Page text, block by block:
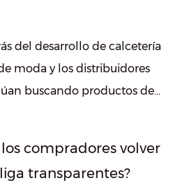
del desarrollo de calcetería
buscando productos de
combinen ...
compradores volver
transparentes?